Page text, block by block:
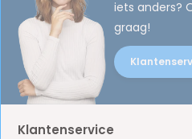
iets anders?
graag!
Klantenservice